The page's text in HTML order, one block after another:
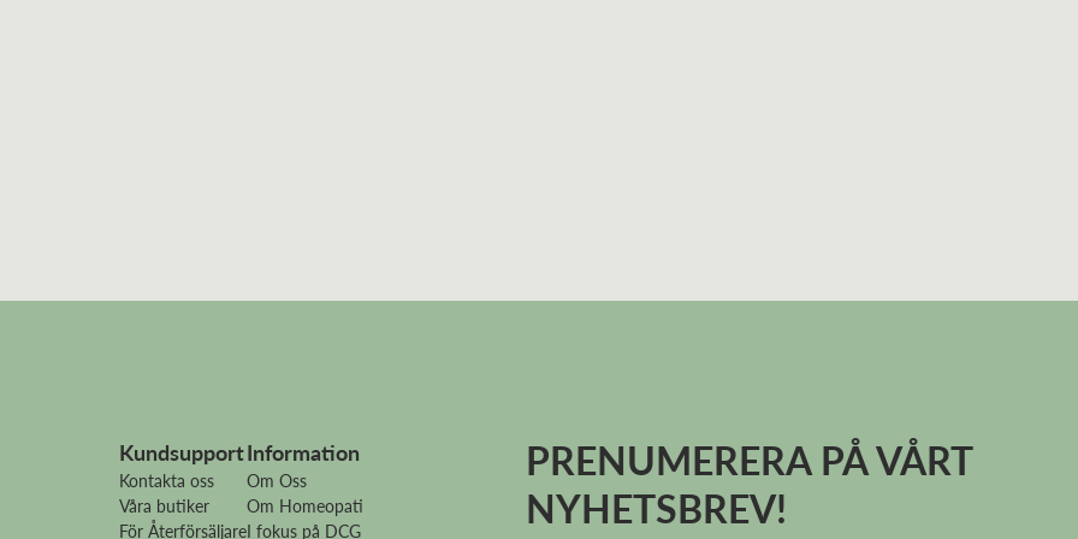
Kundsupport
Kontakta oss
Våra butiker
För Återförsäljare
Information
Om Oss
Om Homeopati
I fokus på DCG
PRENUMERERA PÅ VÅRT
NYHETSBREV!